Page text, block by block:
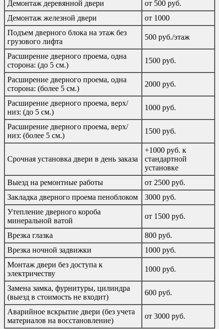
Демонтаж деревянной двери
от 500 руб.
Демонтаж железной двери
от 1000
Подъем дверного блока на этаж без
грузового лифта
500 руб./этаж
Расширение дверного проема, одна
сторона: (до 5 см.)
1500 руб.
Расширение дверного проема, одна
сторона: (более 5 см.)
2000 руб.
Расширение дверного проема, верх/
низ: (до 5 см.)
1000 руб.
Расширение дверного проема, верх/
низ: (более 5 см.)
1500 руб.
Срочная установка двери в день заказа
+1000 руб. к
стандартной
установке
Выезд на ремонтные работы
от 2500 руб.
Закладка дверного проема пеноблоком
3000 руб.
Утепление дверного короба
минеральной ватой
от 1500 руб.
Врезка глазка
800 руб.
Врезка ночной задвижки
1000 руб.
Монтаж двери без доступа к
электричеству
1000 руб.
Замена замка, фурнитуры, цилиндра
(выезд в стоимость не входит)
600 руб.
Аварийное вскрытие двери (без учета
материалов на восстановление)
от 3000 руб.